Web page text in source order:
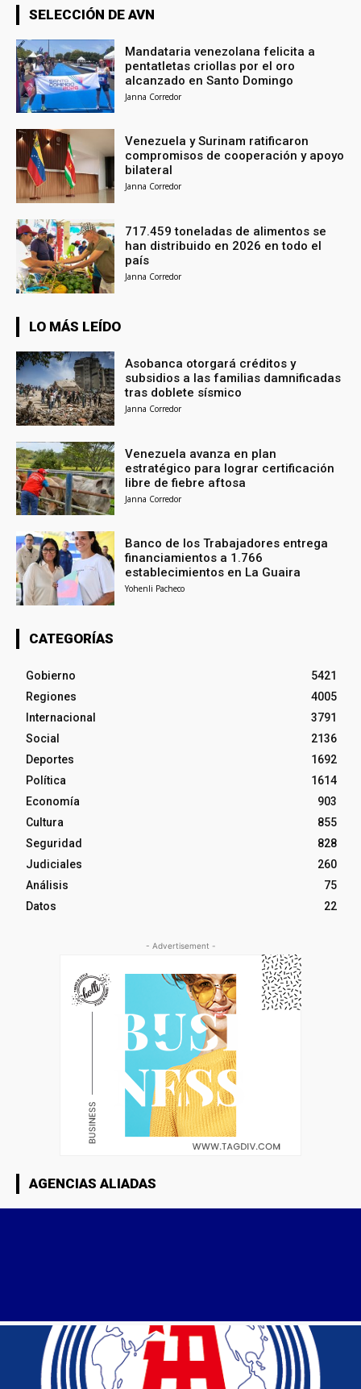
SELECCIÓN DE AVN
Mandataria venezolana felicita a
pentatletas criollas por el oro
alcanzado en Santo Domingo
Janna Corredor
Venezuela y Surinam ratificaron
compromisos de cooperación y apoyo
bilateral
Janna Corredor
717.459 toneladas de alimentos se
han distribuido en 2026 en todo el
país
Janna Corredor
LO MÁS LEÍDO
Asobanca otorgará créditos y
subsidios a las familias damnificadas
tras doblete sísmico
Janna Corredor
Venezuela avanza en plan
estratégico para lograr certificación
libre de fiebre aftosa
Janna Corredor
Banco de los Trabajadores entrega
financiamientos a 1.766
establecimientos en La Guaira
Yohenli Pacheco
CATEGORÍAS
Gobierno
5421
Regiones
4005
Internacional
3791
Social
2136
Deportes
1692
Política
1614
Economía
903
Cultura
855
Seguridad
828
Judiciales
260
Análisis
75
Datos
22
- Advertisement -
AGENCIAS ALIADAS